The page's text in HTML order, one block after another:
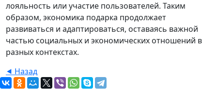
лояльность или участие пользователей. Таким
образом, экономика подарка продолжает
развиваться и адаптироваться, оставаясь важной
частью социальных и экономических отношений в
разных контекстах.
⯇ Назад